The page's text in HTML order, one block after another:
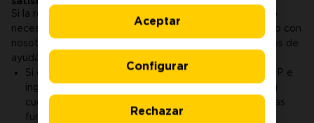
Si la respuesta de la distribuidora no te ha convencido o
necesitas más información, puedes ponerte en contacto con
nosotros en Jazztel LUZ y GAS y estaremos encantados de
ayudarte. Además, tienes diferentes vías de contacto:
Si eres cliente nuestro puedes descargar nuestra APP e
ingresar en tu área de cliente. Allí podrás controlar tu
cuenta y tu consumo y tendrás acceso a otras muchas
funcionalidades que te permitirán obtener más
Configurar
Rechazar
Aceptar